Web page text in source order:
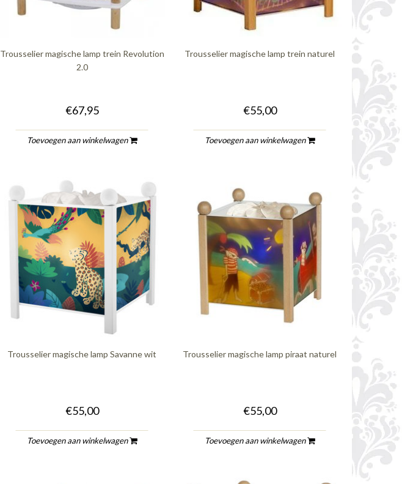
Trousselier magische lamp trein Revolution
2.0
€67,95
Toevoegen aan winkelwagen
Trousselier magische lamp trein naturel
€55,00
Toevoegen aan winkelwagen
Trousselier magische lamp Savanne wit
€55,00
Toevoegen aan winkelwagen
Trousselier magische lamp piraat naturel
€55,00
Toevoegen aan winkelwagen